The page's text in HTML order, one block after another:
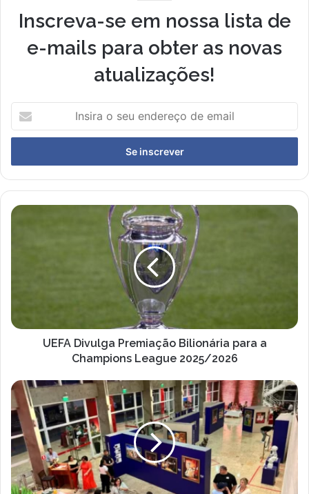
Inscreva-se em nossa lista de
e-mails para obter as novas
atualizações!
seu
de
email
UEFA
League
2025/2026
UEFA Divulga Premiação Bilionária para a
Champions League 2025/2026
Sesi
Ribeirão
Preto
Promove
Tarde
Cultural
Gratuita
no